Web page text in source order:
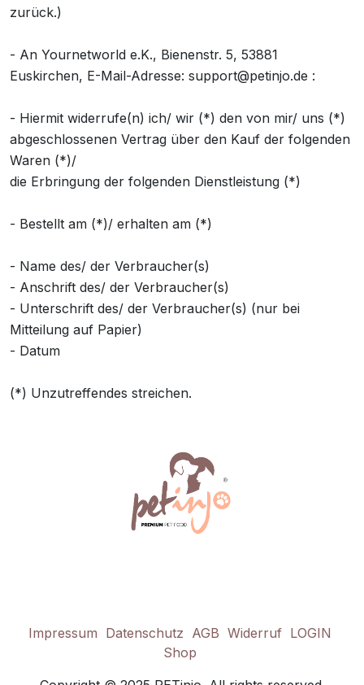
zurück.)
- An Yournetworld e.K., Bienenstr. 5, 53881
Euskirchen, E-Mail-Adresse: support@petinjo.de :
- Hiermit widerrufe(n) ich/ wir (*) den von mir/ uns (*)
abgeschlossenen Vertrag über den Kauf der folgenden
Waren (*)/
die Erbringung der folgenden Dienstleistung (*)
- Bestellt am (*)/ erhalten am (*)
- Name des/ der Verbraucher(s)
- Anschrift des/ der Verbraucher(s)
- Unterschrift des/ der Verbraucher(s) (nur bei
Mitteilung auf Papier)
- Datum
(*) Unzutreffendes streichen.
Impressum Datenschutz AGB Widerruf LOGIN
Shop